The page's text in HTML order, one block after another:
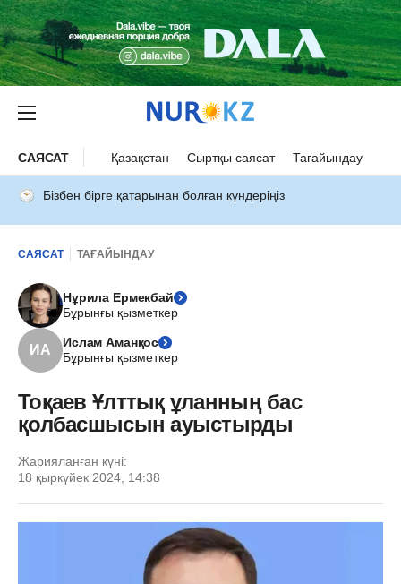
САЯСАТ Қазақстан Сыртқы саясат Тағайындау
Бізбен бірге қатарынан болған күндеріңіз
САЯСАТ ТАҒАЙЫНДАУ
Нұрила Ермекбай
Бұрынғы қызметкер
ИА
Ислам Аманқос
Бұрынғы қызметкер
Тоқаев Ұлттық ұланның бас
қолбасшысын ауыстырды
Жарияланған күні:
18 қыркүйек 2024, 14:38